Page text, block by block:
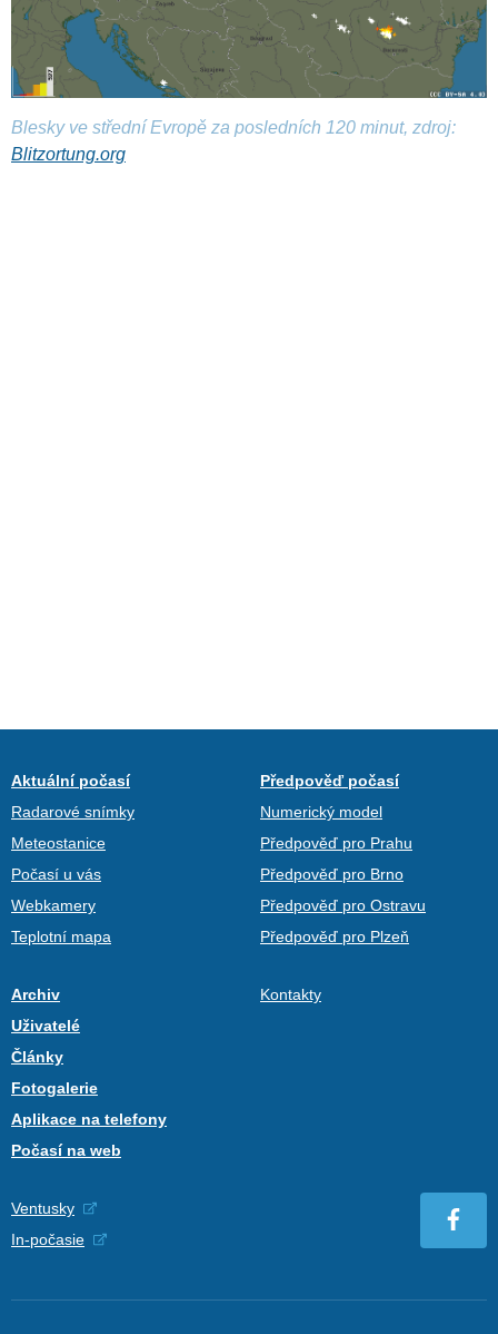
Blesky ve střední Evropě za posledních 120 minut, zdroj:
Blitzortung.org
Aktuální počasí
Radarové snímky
Meteostanice
Počasí u vás
Webkamery
Teplotní mapa
Předpověď počasí
Numerický model
Předpověď pro Prahu
Předpověď pro Brno
Předpověď pro Ostravu
Předpověď pro Plzeň
Archiv
Uživatelé
Články
Fotogalerie
Aplikace na telefony
Počasí na web
Kontakty
Ventusky
In-počasie